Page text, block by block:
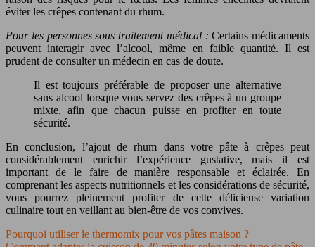
éviter les crêpes contenant du rhum.
Pour les personnes sous traitement médical : Certains médicaments
peuvent interagir avec l’alcool, même en faible quantité. Il est
prudent de consulter un médecin en cas de doute.
Il est toujours préférable de proposer une alternative
sans alcool lorsque vous servez des crêpes à un groupe
mixte, afin que chacun puisse en profiter en toute
sécurité.
En conclusion, l’ajout de rhum dans votre pâte à crêpes peut
considérablement enrichir l’expérience gustative, mais il est
important de le faire de manière responsable et éclairée. En
comprenant les aspects nutritionnels et les considérations de sécurité,
vous pourrez pleinement profiter de cette délicieuse variation
culinaire tout en veillant au bien-être de vos convives.
Pourquoi utiliser le thermomix pour vos pâtes maison ?